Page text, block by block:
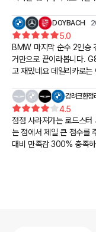
DOYBACH
5.0
BMW 마지막 순수 2인승 경량스포츠카 실키식스
거만으로 끝이라봅니다. G83 M4컨버터블도 탔지만 Z4 M40i가 훨씬 예쁘
고 재밌네요 데
강려크한정
4.5
점점 사라져가는 로드스터
는 점에서 제일 큰 점수를
대비 만족감 300% 충족